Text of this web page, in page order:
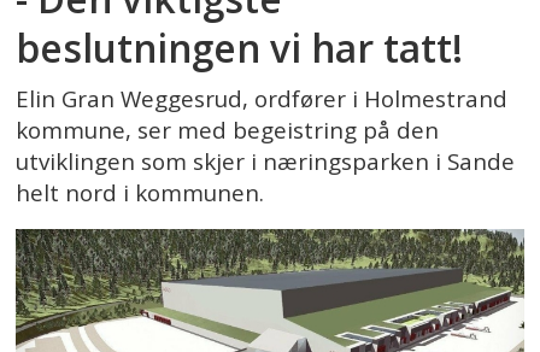
beslutningen vi har tatt!
Elin Gran Weggesrud, ordfører i Holmestrand
kommune, ser med begeistring på den
utviklingen som skjer i næringsparken i Sande
helt nord i kommunen.